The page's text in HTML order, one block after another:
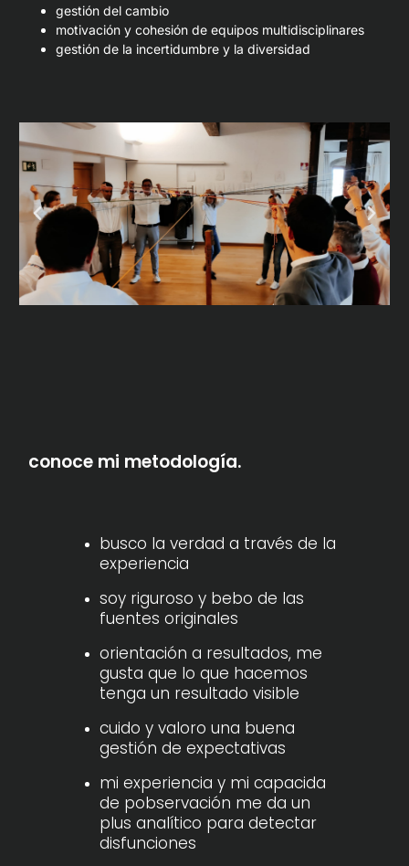
gestión del cambio
motivación y cohesión de equipos multidisciplinares
gestión de la incertidumbre y la diversidad
conoce mi metodología.
busco la verdad a través de la
experiencia
soy riguroso y bebo de las
fuentes originales
orientación a resultados, me
gusta que lo que hacemos
tenga un resultado visible
cuido y valoro una buena
gestión de expectativas
mi experiencia y mi capacida
de pobservación me da un
plus analítico para detectar
disfunciones